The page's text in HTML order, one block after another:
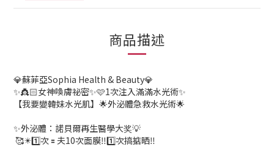
商品描述
💎蘇菲亞Sophia Health & Beauty💎
✨👸🏻女神喚膚祕密✨🩷1次注入滿滿水光術✨
【我要變韓妹水光肌】🌟外泌體急救水光術🌟
✨外泌體：諾貝爾再生醫學大奖💡
🥰✴️1️⃣次 🟰 夫10次面膜‼️1️⃣次搞掂晒‼️